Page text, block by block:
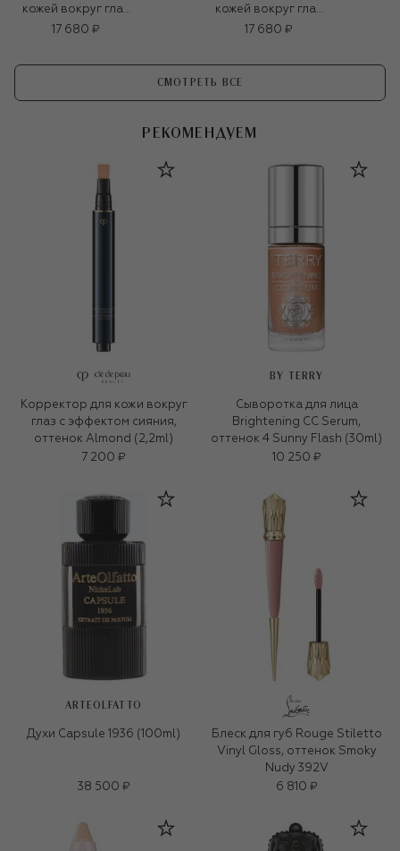
кожей вокруг глаз
709 Global Eye
17 680 ₽
кожей вокруг глаз
709 Global Eye
17 680 ₽
СМОТРЕТЬ ВСЕ
РЕКОМЕНДУЕМ
Корректор для кожи вокруг
глаз с эффектом сияния,
оттенок Almond (2,2ml)
7 200 ₽
BY TERRY
Сыворотка для лица
Brightening CC Serum,
оттенок 4 Sunny Flash (30ml)
10 250 ₽
ARTEOLFATTO
Духи Capsule 1936 (100ml)
38 500 ₽
Блеск для губ Rouge Stiletto
Vinyl Gloss, оттенок Smoky
Nudy 392V
6 810 ₽